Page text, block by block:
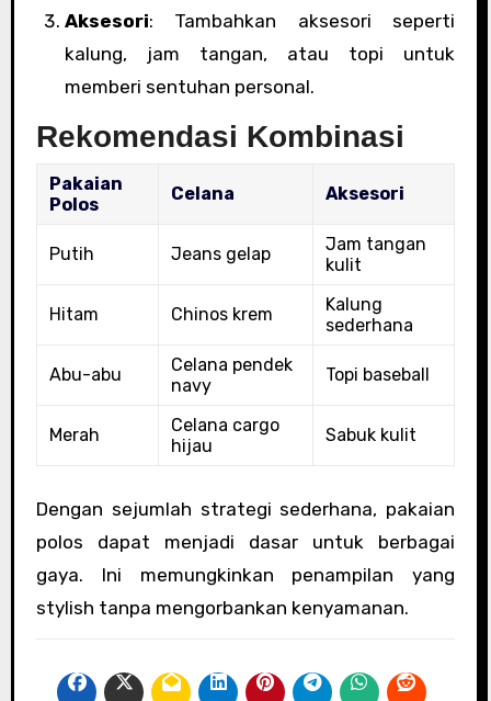
Aksesori: Tambahkan aksesori seperti
kalung, jam tangan, atau topi untuk
memberi sentuhan personal.
Rekomendasi Kombinasi
Pakaian
Polos
Celana Aksesori
Putih Jeans gelap
Jam tangan
kulit
Hitam Chinos krem
Kalung
sederhana
Abu-abu
Celana pendek
navy
Topi baseball
Merah
Celana cargo
hijau
Sabuk kulit
Dengan sejumlah strategi sederhana, pakaian
polos dapat menjadi dasar untuk berbagai
gaya. Ini memungkinkan penampilan yang
stylish tanpa mengorbankan kenyamanan.